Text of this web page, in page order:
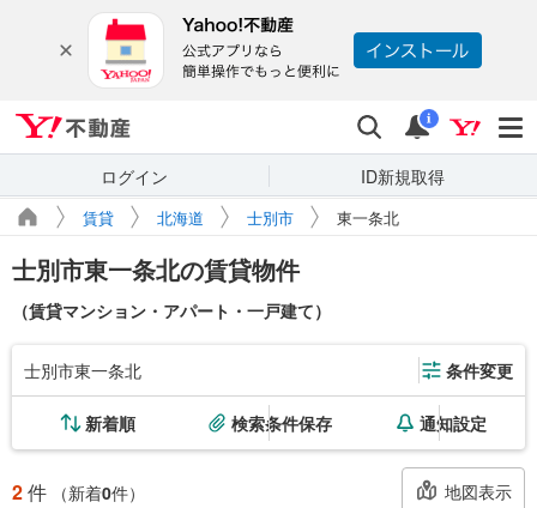
検索 通知
i
ログイン ID新規取得
賃貸 北海道 士別市 東一条北
士別市東一条北の賃貸物件
（賃貸マンション・アパート・一戸建て）
士別市東一条北 条件変更
新着順 検索条件保存 通知設定
2件 （新着0件） 地図表示